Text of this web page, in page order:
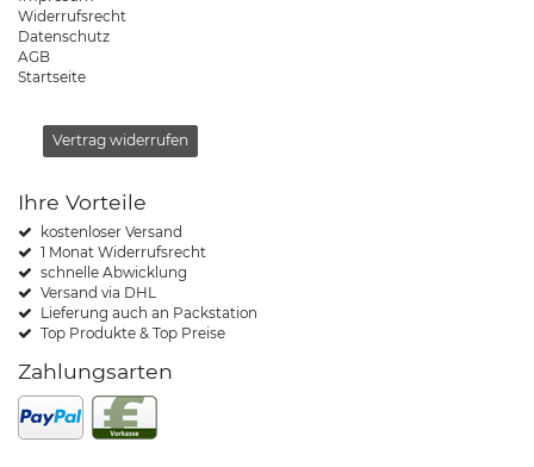
Widerrufsrecht
Datenschutz
AGB
Startseite
Vertrag widerrufen
Ihre Vorteile
kostenloser Versand
1 Monat Widerrufsrecht
schnelle Abwicklung
Versand via DHL
Lieferung auch an Packstation
Top Produkte & Top Preise
Zahlungsarten